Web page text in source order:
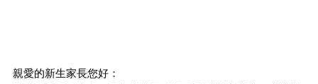
​親愛的新生家長您好：